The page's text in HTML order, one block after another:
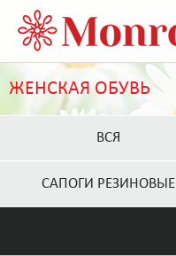
ЖЕНСКАЯ ОБУВЬ
ВСЯ
САПОГИ РЕЗИНОВЫЕ